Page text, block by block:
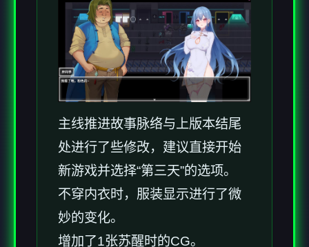
主线推进故事脉络与上版本结尾
处进行了些修改，建议直接开始
新游戏并选择“第三天”的选项。
不穿内衣时，服装显示进行了微
妙的变化。
增加了1张苏醒时的CG。